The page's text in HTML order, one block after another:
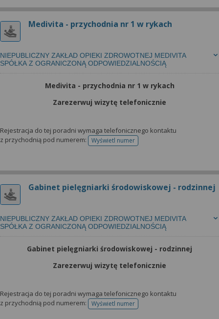
Medivita - przychodnia nr 1 w rykach
NIEPUBLICZNY ZAKŁAD OPIEKI ZDROWOTNEJ MEDIVITA
SPÓŁKA Z OGRANICZONĄ ODPOWIEDZIALNOŚCIĄ
Medivita - przychodnia nr 1 w rykach
Zarezerwuj wizytę telefonicznie
Rejestracja do tej poradni wymaga telefonicznego kontaktu
z przychodnią pod numerem:
Wyświetl numertelefonu do rejestracji
Gabinet pielęgniarki środowiskowej - rodzinnej
NIEPUBLICZNY ZAKŁAD OPIEKI ZDROWOTNEJ MEDIVITA
SPÓŁKA Z OGRANICZONĄ ODPOWIEDZIALNOŚCIĄ
Gabinet pielęgniarki środowiskowej - rodzinnej
Zarezerwuj wizytę telefonicznie
Rejestracja do tej poradni wymaga telefonicznego kontaktu
z przychodnią pod numerem:
Wyświetl numertelefonu do rejestracji